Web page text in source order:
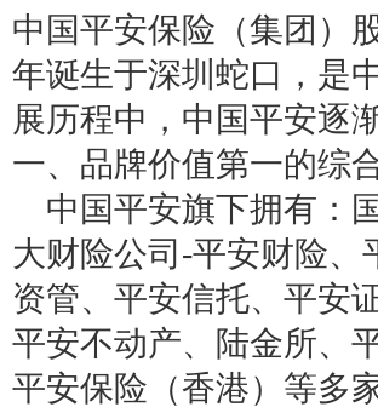
中国平安保险（集团）
年诞生于深圳蛇口，是
展历程中，中国平安逐
一、品牌价值第一的综
中国平安旗下拥有：
大财险公司-平安财险
资管、平安信托、平安
平安不动产、陆金所、
平安保险（香港）等多